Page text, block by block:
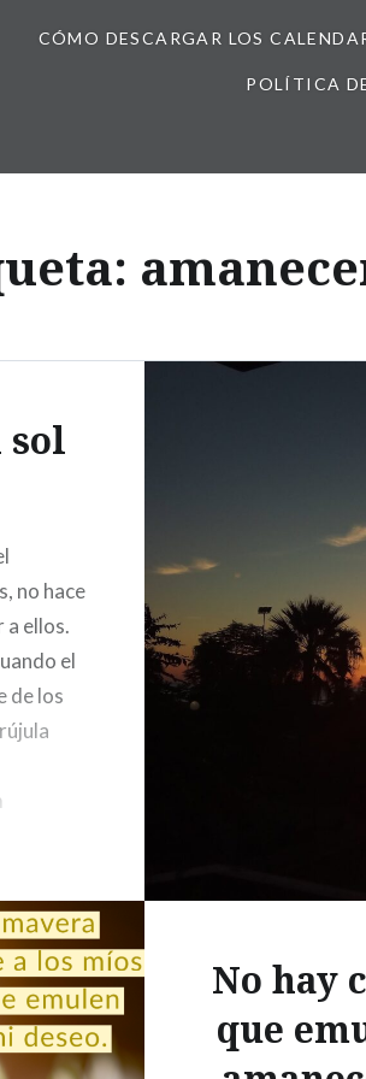
CÓMO DESCARGAR LOS
POLÍTICA
sol
no hace
ellos.
el
de los
abril
No hay
que